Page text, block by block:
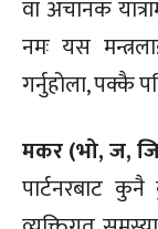
वा अचानक
नमः यस
गर्नुहोला, पक्कै
मकर (भो, ज,
पार्टनरबाट